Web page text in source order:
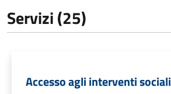
Servizi (25)
Accesso agli interventi sociali